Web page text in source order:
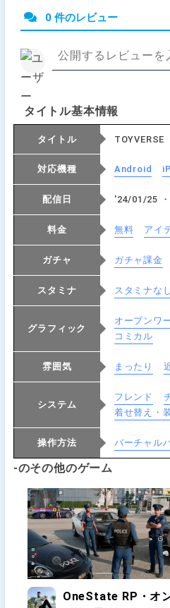
0 件のレビュー
タイトル基本情報
タイトル TOYVERSE
対応機種 Android
配信日 '24/01/25
料金 無料 アイ
ガチャ ガチャ課金
スタミナ スタミナなし
グラフィック
オープンワ
コミカル
雰囲気 まったり
システム
フレンド
着せ替え・
操作方法 バーチャル
-のその他のゲーム
OneState RP・オ